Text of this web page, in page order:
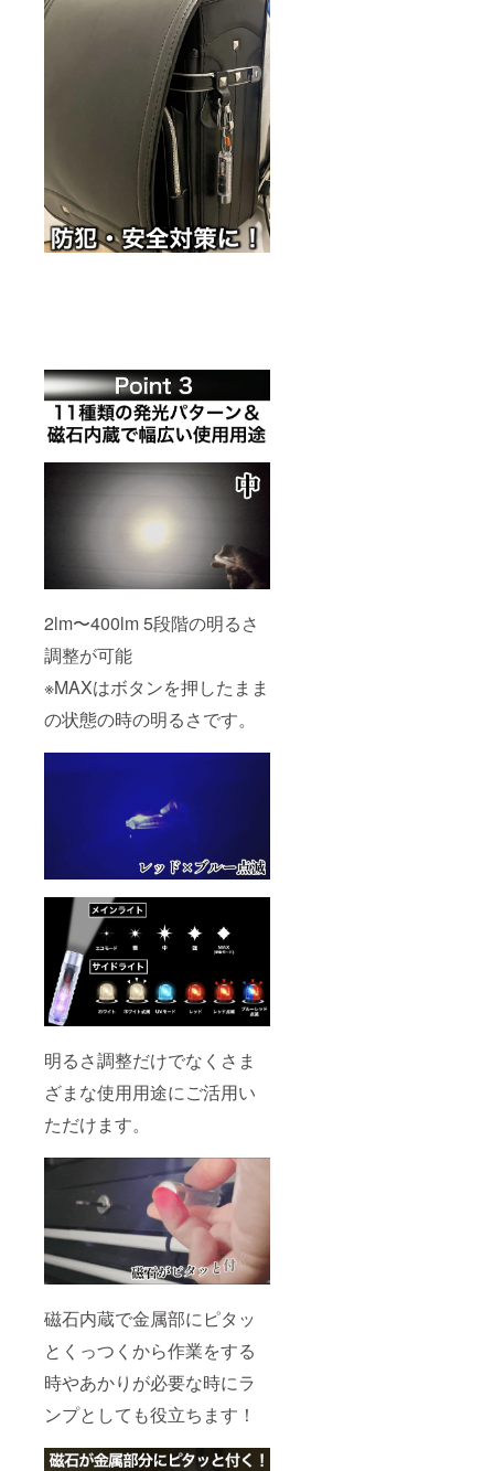
2lm〜400lm 5段階の明るさ
調整が可能
※MAXはボタンを押したまま
の状態の時の明るさです。
明るさ調整だけでなくさま
ざまな使用用途にご活用い
ただけます。
磁石内蔵で金属部にピタッ
とくっつくから作業をする
時やあかりが必要な時にラ
ンプとしても役立ちます！